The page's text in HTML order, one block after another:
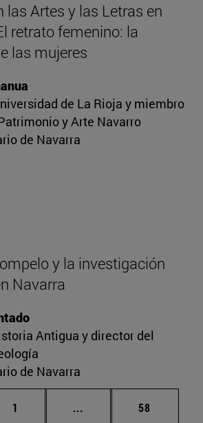
las Artes y las Letras en
retrato femenino: la
las mujeres
de La Rioja y miembro
y Arte Navarro
de Navarra
y la investigación
Navarra
Antigua y director del
de Navarra
Página
1 ... Páginas intermedias
Página
58